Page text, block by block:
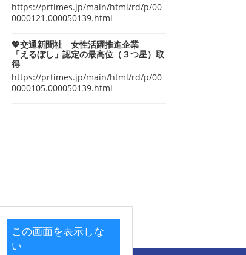
この画面を表示しな
い
https://prtimes.jp/main/html/rd/p/00
0000121.000050139.html
💖交通新聞社 女性活躍推進企業
「えるぼし」認定の最高位（３つ星）取
得
https://prtimes.jp/main/html/rd/p/00
0000105.000050139.html